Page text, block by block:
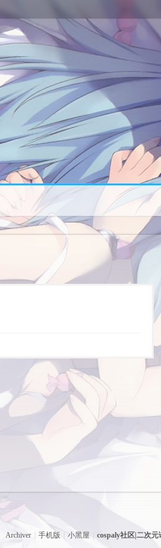
Archiver 手机版 小黑屋 cospaly社区|二次